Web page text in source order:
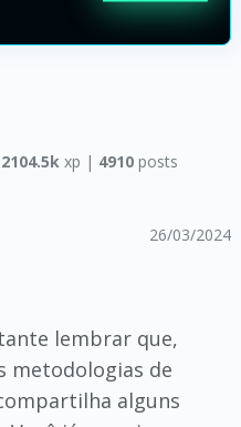
2104.5k xp | 4910posts
26/03/2024
lembrar que,
metodologias de
alguns